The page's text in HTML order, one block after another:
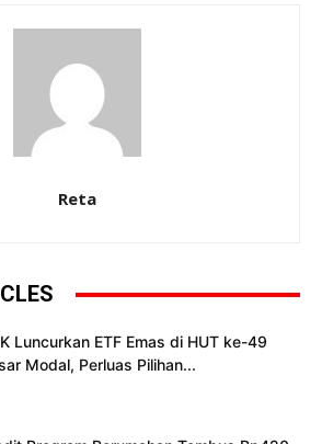
Reta
Luncurkan ETF Emas di HUT ke-49
Modal, Perluas Pilihan...